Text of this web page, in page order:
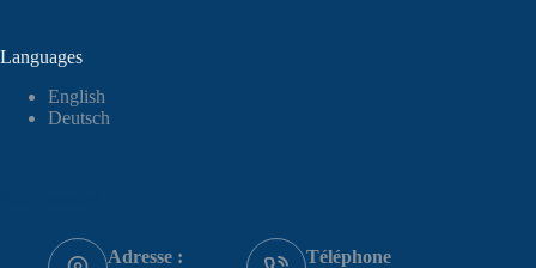
Languages
English
Deutsch
Adresse : Téléphone